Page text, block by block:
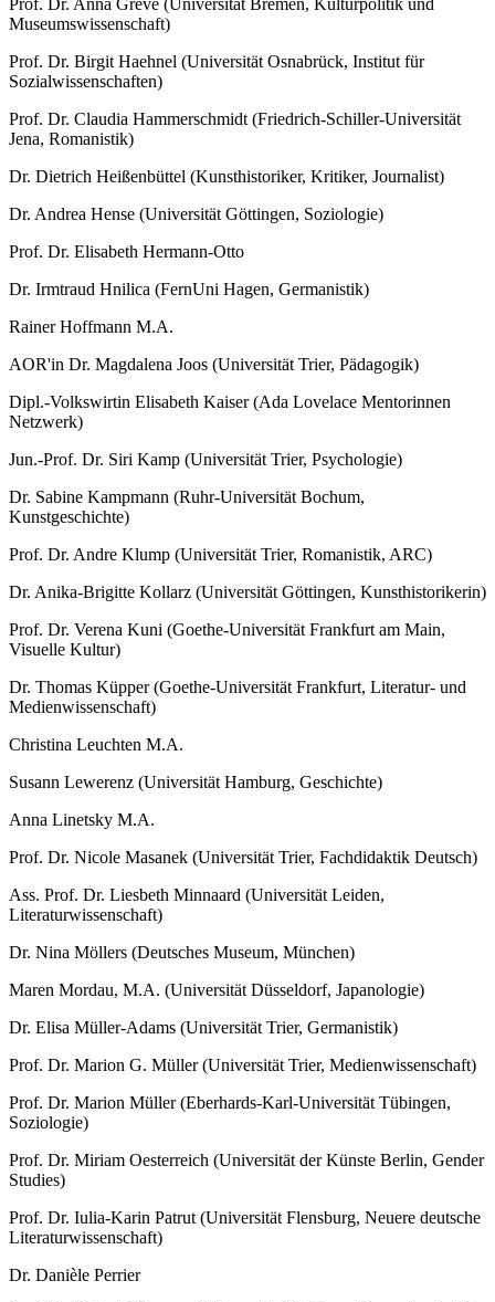
Prof. Dr. Anna Greve (Universität Bremen, Kulturpolitik und
Museumswissenschaft)
Prof. Dr. Birgit Haehnel (Universität Osnabrück, Institut für
Sozialwissenschaften)
Prof. Dr. Claudia Hammerschmidt (Friedrich-Schiller-Universität
Jena, Romanistik)
Dr. Dietrich Heißenbüttel (Kunsthistoriker, Kritiker, Journalist)
Dr. Andrea Hense (Universität Göttingen, Soziologie)
Prof. Dr. Elisabeth Hermann-Otto
Dr. Irmtraud Hnilica (FernUni Hagen, Germanistik)
Rainer Hoffmann M.A.
AOR'in Dr. Magdalena Joos (Universität Trier, Pädagogik)
Dipl.-Volkswirtin Elisabeth Kaiser (Ada Lovelace Mentorinnen
Netzwerk)
Jun.-Prof. Dr. Siri Kamp (Universität Trier, Psychologie)
Dr. Sabine Kampmann (Ruhr-Universität Bochum,
Kunstgeschichte)
Prof. Dr. Andre Klump (Universität Trier, Romanistik, ARC)
Dr. Anika-Brigitte Kollarz (Universität Göttingen, Kunsthistorikerin)
Prof. Dr. Verena Kuni (Goethe-Universität Frankfurt am Main,
Visuelle Kultur)
Dr. Thomas Küpper (Goethe-Universität Frankfurt, Literatur- und
Medienwissenschaft)
Christina Leuchten M.A.
Susann Lewerenz (Universität Hamburg, Geschichte)
Anna Linetsky M.A.
Prof. Dr. Nicole Masanek (Universität Trier, Fachdidaktik Deutsch)
Ass. Prof. Dr. Liesbeth Minnaard (Universität Leiden,
Literaturwissenschaft)
Dr. Nina Möllers (Deutsches Museum, München)
Maren Mordau, M.A. (Universität Düsseldorf, Japanologie)
Dr. Elisa Müller-Adams (Universität Trier, Germanistik)
Prof. Dr. Marion G. Müller (Universität Trier, Medienwissenschaft)
Prof. Dr. Marion Müller (Eberhards-Karl-Universität Tübingen,
Soziologie)
Prof. Dr. Miriam Oesterreich (Universität der Künste Berlin, Gender
Studies)
Prof. Dr. Iulia-Karin Patrut (Universität Flensburg, Neuere deutsche
Literaturwissenschaft)
Dr. Danièle Perrier